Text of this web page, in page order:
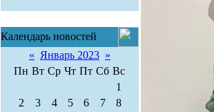
Календарь новостей
« Январь 2023 »
Пн Вт Ср Чт Пт Сб Вс
1
2
3 4 5 6 7
8